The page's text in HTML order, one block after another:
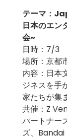
テーマ：
日本のエン
会~
日時：7/3
場所：京都
内容：日本
ジネスを手
家たちが集
共催：Z
パートナー
ズ、